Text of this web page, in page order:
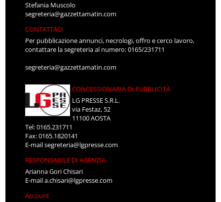
Stefania Muscolo
segreteria@gazzettamatin.com
CONTATTACI
Per pubblicazione annunci, necrologi, offro e cerco lavoro,
contattare la segreteria al numero: 0165/231711
segreteria@gazzettamatin.com
CONCESSIONARIA DI PUBBLICITÀ
LG PRESSE S.R.L.
via Festaz, 52
11100 AOSTA
Tel: 0165.231711
Fax: 0165.1820141
E-mailsegreteria@lgpresse.com
RESPONSABILE DI AGENZIA
Arianna Gori Chisari
E-maila.chisari@lgpresse.com
Account